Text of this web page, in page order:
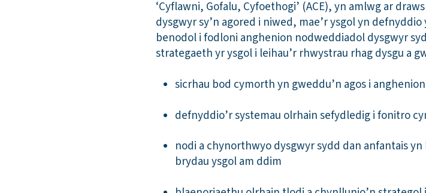
‘Cyflawni, Gofalu, Cyfoethogi’ (ACE), yn amlwg ar
dysgwyr sy’n agored i niwed, mae’r ysgol yn
benodol i fodloni anghenion nodweddiadol dysgwyr
strategaeth yr ysgol i leihau’r rhwystrau rhag dysgu a
sicrhau bod cymorth yn gweddu’n agos i
defnyddio’r systemau olrhain sefydledig i fonitro
nodi a chynorthwyo dysgwyr sydd dan anfantais
brydau ysgol am ddim